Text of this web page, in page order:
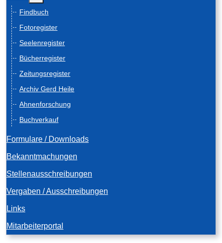
Findbuch
Fotoregister
Seelenregister
Bücherregister
Zeitungsregister
Archiv Gerd Heile
Ahnenforschung
Buchverkauf
Formulare / Downloads
Bekanntmachungen
Stellenausschreibungen
Vergaben / Ausschreibungen
Links
Mitarbeiterportal